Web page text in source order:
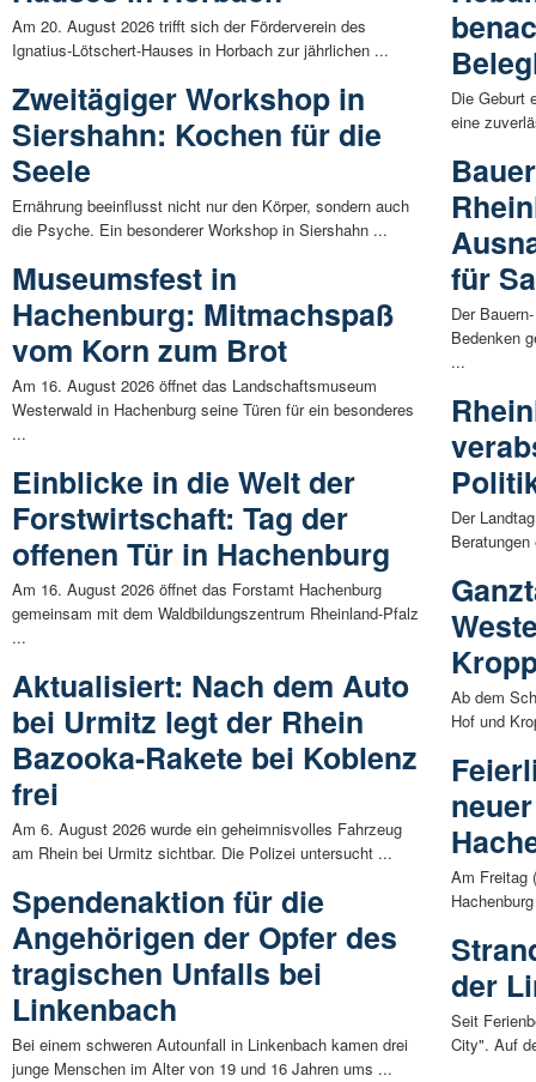
Am 20. August 2026 trifft sich der Förderverein des
Ignatius-Lötschert-Hauses in Horbach zur jährlichen ...
Zweitägiger Workshop in
Siershahn: Kochen für die
Seele
Ernährung beeinflusst nicht nur den Körper, sondern auch
die Psyche. Ein besonderer Workshop in Siershahn ...
Museumsfest in
Hachenburg: Mitmachspaß
vom Korn zum Brot
Am 16. August 2026 öffnet das Landschaftsmuseum
Westerwald in Hachenburg seine Türen für ein besonderes
...
Einblicke in die Welt der
Forstwirtschaft: Tag der
offenen Tür in Hachenburg
Am 16. August 2026 öffnet das Forstamt Hachenburg
gemeinsam mit dem Waldbildungszentrum Rheinland-Pfalz
...
Aktualisiert: Nach dem Auto
bei Urmitz legt der Rhein
Bazooka-Rakete bei Koblenz
frei
Am 6. August 2026 wurde ein geheimnisvolles Fahrzeug
am Rhein bei Urmitz sichtbar. Die Polizei untersucht ...
Spendenaktion für die
Angehörigen der Opfer des
tragischen Unfalls bei
Linkenbach
Bei einem schweren Autounfall in Linkenbach kamen drei
junge Menschen im Alter von 19 und 16 Jahren ums ...
Die Geburt
eine
für
Der
Bedenken
...
Der
Ab dem
Hof und
Am Freitag
der
Seit
City". Auf